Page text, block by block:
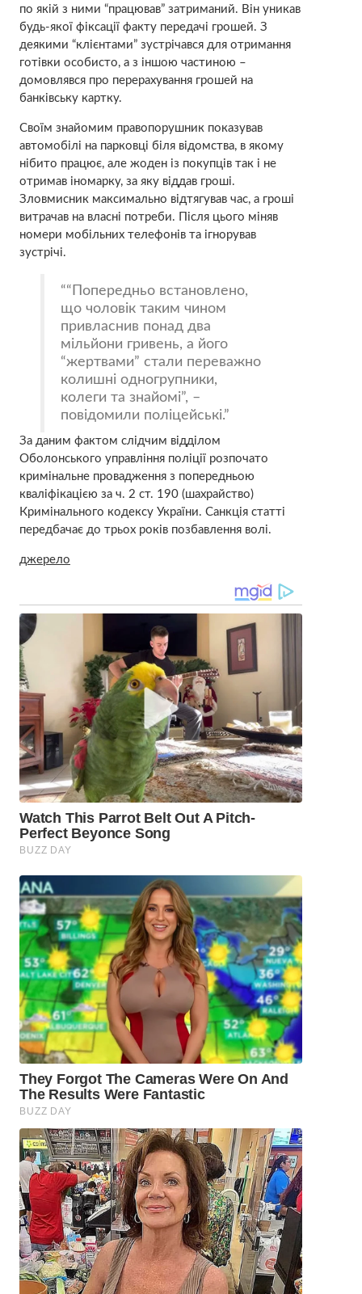
по якій з ними “працював” затриманий. Він уникав
будь-якої фіксації факту передачі грошей. З
деякими “клієнтами” зустрічався для отримання
готівки особисто, а з іншою частиною –
домовлявся про перерахування грошей на
банківську картку.
Своїм знайомим правопорушник показував
автомобілі на парковці біля відомства, в якому
нібито працює, але жоден із покупців так і не
отримав іномарку, за яку віддав гроші.
Зловмисник максимально відтягував час, а гроші
витрачав на власні потреби. Після цього міняв
номери мобільних телефонів та ігнорував
зустрічі.
“Попередньо встановлено,
що чоловік таким чином
привласнив понад два
мільйони гривень, а його
“жертвами” стали переважно
колишні одногрупники,
колеги та знайомі”, –
повідомили поліцейські.
За даним фактом слідчим відділом
Оболонського управління поліції розпочато
кримінальне провадження з попередньою
кваліфікацією за ч. 2 ст. 190 (шахрайство)
Кримінального кодексу України. Санкція статті
передбачає до трьох років позбавлення волі.
джерело